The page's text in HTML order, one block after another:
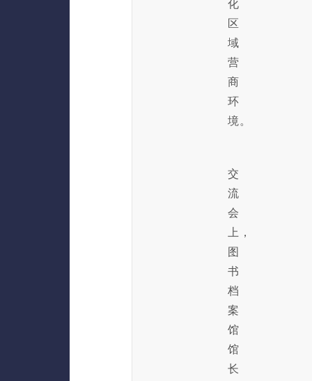
化
区
域
营
商
环
境。
交
流
会
上，
图
书
档
案
馆
馆
长